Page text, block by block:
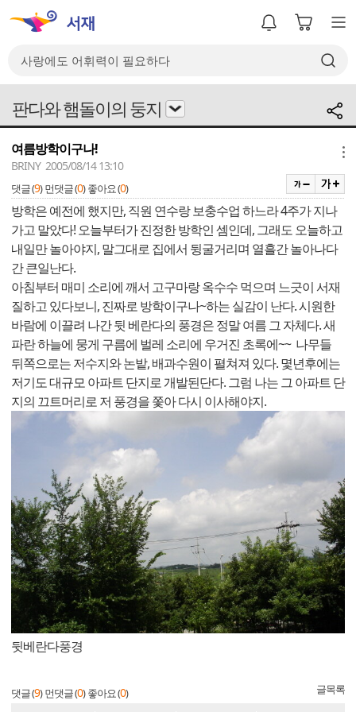
판다와 햄돌이의 둥지
여름방학이구나!
BRINY 2005/08/14 13:10
댓글 (9) 먼댓글 (0) 좋아요 (0)
방학은 예전에 했지만, 직원 연수랑 보충수업 하느라 4주가 지나
가고 말았다! 오늘부터가 진정한 방학인 셈인데, 그래도 오늘하고
내일만 놀아야지, 말그대로 집에서 뒹굴거리며 열흘간 놀아나다
간 큰일난다.
아침부터 매미 소리에 깨서 고구마랑 옥수수 먹으며 느긋이 서재
질하고 있다보니, 진짜로 방학이구나~하는 실감이 난다. 시원한
바람에 이끌려 나간 뒷 베란다의 풍경은 정말 여름 그 자체다. 새
파란 하늘에 뭉게 구름에 벌레 소리에 우거진 초록에~~ 나무들
뒤쪽으로는 저수지와 논밭, 배과수원이 펼쳐져 있다. 몇년후에는
저기도 대규모 아파트 단지로 개발된단다. 그럼 나는 그 아파트 단
지의 끄트머리로 저 풍경을 쫓아 다시 이사해야지.
뒷베란다풍경
댓글 (9) 먼댓글 (0) 좋아요 (0) 글목록